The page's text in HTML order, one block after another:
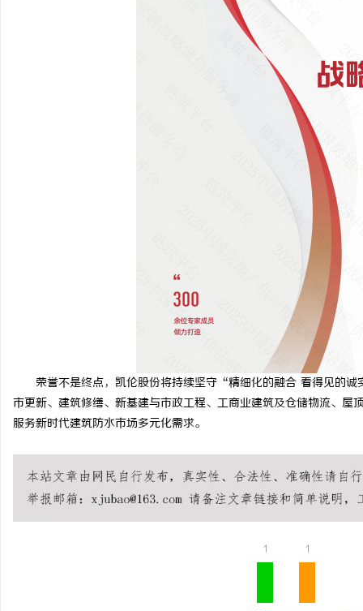
荣誉不是终点，凯伦股份将持续坚守“精细化的融合 看得见的
市更新、建筑修缮、新基建与市政工程、工商业建筑及仓储物流、
服务新时代建筑防水市场多元化需求。
1 1